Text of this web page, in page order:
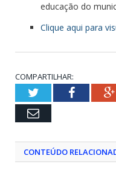
educação do
Clique aqui para
COMPARTILHAR:
TwitterFacebook
Email
CONTEÚDO